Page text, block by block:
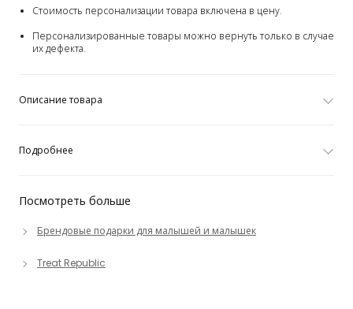
Посмотреть больше
Брендовые подарки для малышей и малышек
Treat Republic
Стоимость персонализации товара включена в цену.
Персонализированные товары можно вернуть только в случае
их дефекта.
Описание товара
Подробнее